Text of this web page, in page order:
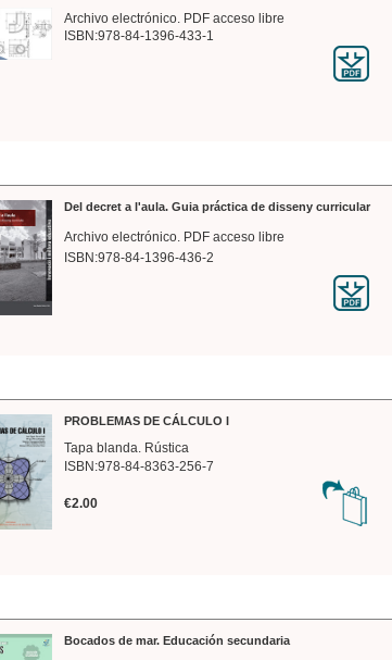
Archivo electrónico. PDF acceso libre
ISBN:978-84-1396-433-1
Del decret a l'aula. Guia práctica de disseny curricular
Archivo electrónico. PDF acceso libre
ISBN:978-84-1396-436-2
PROBLEMAS DE CÁLCULO I
Tapa blanda. Rústica
ISBN:978-84-8363-256-7
€2.00
Bocados de mar. Educación secundaria